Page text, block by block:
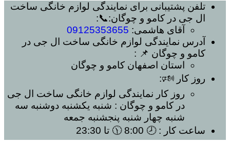
تلفن پشتیبانی برای نمایندگی لوازم خانگی ساخت
ال جی در کامو و چوگان:📞:
آقای هاشمی: 09125353655
آدرس نمایندگی لوازم خانگی ساخت ال جی در
کامو و چوگان 📌 :
استان اصفهان کامو و چوگان
روز کار 🕬:
روز کار نمایندگی لوازم خانگی ساخت ال جی
در کامو و چوگان : شنبه یکشنبه دوشنبه سه
شنبه چهار شنبه پنجشنبه جمعه
ساعت کار : 🕗 8:00 🕦 تا 23:30